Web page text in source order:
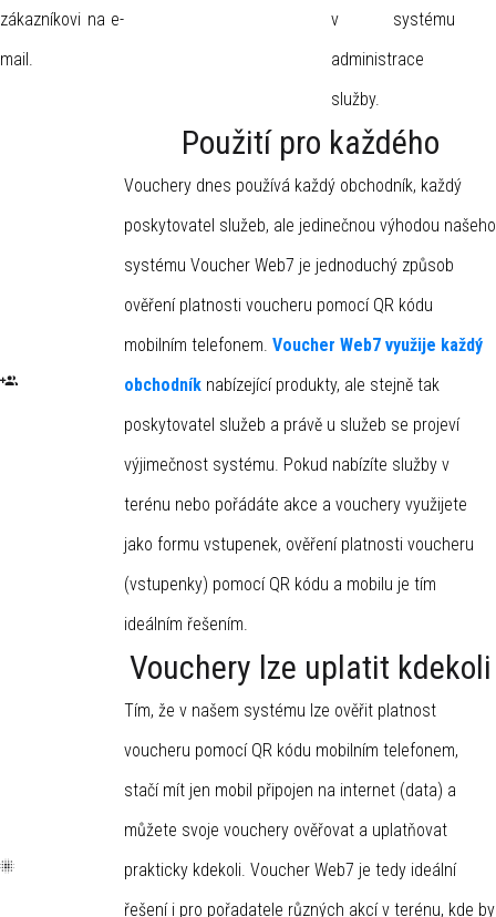
zákazníkovi na e-
mail.
v systému
administrace
služby.
Použití pro každého
Vouchery dnes používá každý obchodník, každý
poskytovatel služeb, ale jedinečnou výhodou našeho
systému Voucher Web7 je jednoduchý způsob
ověření platnosti voucheru pomocí QR kódu
mobilním telefonem. Voucher Web7 využije každý
obchodník nabízející produkty, ale stejně tak
poskytovatel služeb a právě u služeb se projeví
výjimečnost systému. Pokud nabízíte služby v
terénu nebo pořádáte akce a vouchery využijete
jako formu vstupenek, ověření platnosti voucheru
(vstupenky) pomocí QR kódu a mobilu je tím
ideálním řešením.
Vouchery lze uplatit kdekoli
Tím, že v našem systému lze ověřit platnost
voucheru pomocí QR kódu mobilním telefonem,
stačí mít jen mobil připojen na internet (data) a
můžete svoje vouchery ověřovat a uplatňovat
prakticky kdekoli. Voucher Web7 je tedy ideální
řešení i pro pořadatele různých akcí v terénu, kde by